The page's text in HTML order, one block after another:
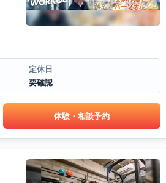
定休日
要確認
体験・相談予約